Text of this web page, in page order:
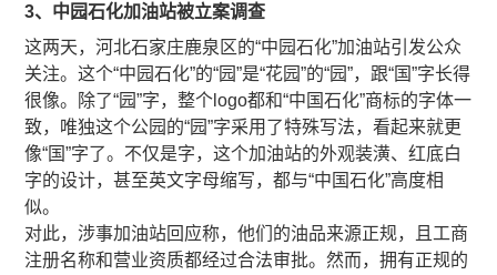
3、中园石化加油站被立案调查
​​​​这两天，河北石家庄鹿泉区的“中园石化”加油站引发公众
关注。这个“中园石化”的“园”是“花园”的“园”，跟“国”字长得
很像。除了“园”字，整个logo都和“中国石化”商标的字体一
致，唯独这个公园的“园”字采用了特殊写法，看起来就更
像“国”字了。不仅是字，这个加油站的外观装潢、红底白
字的设计，甚至英文字母缩写，都与“中国石化”高度相
似。
对此，涉事加油站回应称，他们的油品来源正规，且工商
注册名称和营业资质都经过合法审批。然而，拥有正规的